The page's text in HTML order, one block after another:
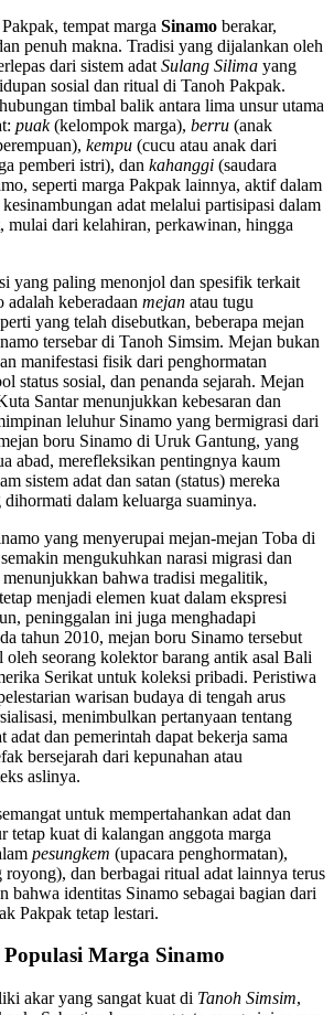
tempat marga Sinamo berakar,
penuh makna. Tradisi yang dijalankan oleh
dari sistem adat Sulang Silima yang
sosial dan ritual di Tanoh Pakpak.
timbal balik antara lima unsur utama
puak(kelompok marga), berru (anak
kempu (cucu atau anak dari
pemberi istri), dan kahanggi (saudara
seperti marga Pakpak lainnya, aktif dalam
adat melalui partisipasi dalam
mulai dari kelahiran, perkawinan, hingga
yang paling menonjol dan spesifik terkait
adalah keberadaan mejan atau tugu
yang telah disebutkan, beberapa mejan
tersebar di Tanoh Simsim. Mejan bukan
manifestasi fisik dari penghormatan
status sosial, dan penanda sejarah. Mejan
Santar menunjukkan kebesaran dan
leluhur Sinamo yang bermigrasi dari
boru Sinamo di Uruk Gantung, yang
abad, merefleksikan pentingnya kaum
sistem adat dan satan (status) mereka
dalam keluarga suaminya.
yang menyerupai mejan-mejan Toba di
mengukuhkan narasi migrasi dan
bahwa tradisi megalitik,
menjadi elemen kuat dalam ekspresi
peninggalan ini juga menghadapi
tahun 2010, mejan boru Sinamo tersebut
seorang kolektor barang antik asal Bali
Serikat untuk koleksi pribadi. Peristiwa
warisan budaya di tengah arus
menimbulkan pertanyaan tentang
adat dan pemerintah dapat bekerja sama
bersejarah dari kepunahan atau
aslinya.
untuk mempertahankan adat dan
kuat di kalangan anggota marga
pesungkem (upacara penghormatan),
royong), dan berbagai ritual adat lainnya terus
bahwa identitas Sinamo sebagai bagian dari
Pakpak tetap lestari.
Marga Sinamo
akar yang sangat kuat di Tanoh Simsim,